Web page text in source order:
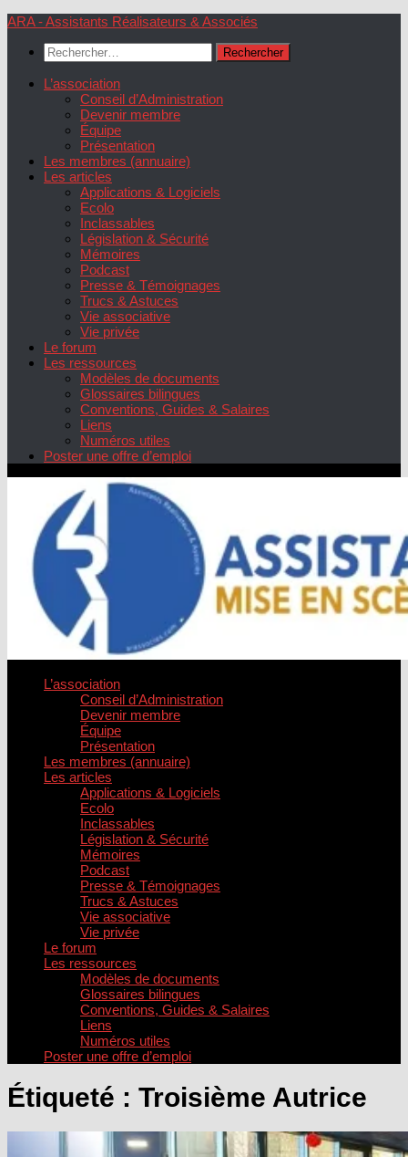
Skip
content
ARA - Assistants Réalisateurs & Associés
Rechercher :
L’association
Conseil d’Administration
Devenir membre
Équipe
Présentation
Les membres (annuaire)
Les articles
Applications & Logiciels
Ecolo
Inclassables
Législation & Sécurité
Mémoires
Podcast
Presse & Témoignages
Trucs & Astuces
Vie associative
Vie privée
Le forum
Les ressources
Modèles de documents
Glossaires bilingues
Conventions, Guides & Salaires
Liens
Numéros utiles
Poster une offre d’emploi
L’association
Conseil d’Administration
Devenir membre
Équipe
Présentation
Les membres (annuaire)
Les articles
Applications & Logiciels
Ecolo
Inclassables
Législation & Sécurité
Mémoires
Podcast
Presse & Témoignages
Trucs & Astuces
Vie associative
Vie privée
Le forum
Les ressources
Modèles de documents
Glossaires bilingues
Conventions, Guides & Salaires
Liens
Numéros utiles
Poster une offre d’emploi
Étiqueté : Troisième Autrice